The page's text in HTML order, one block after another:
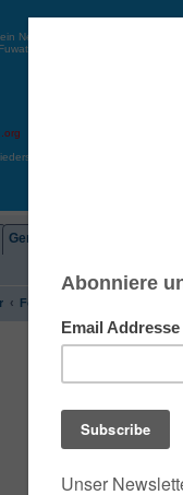
Netz gespielt. Wichtig: der Ball
ist, dass der Ball ähnlich
und Niedersachsen
Gemeindebrief
Foren-Übersicht